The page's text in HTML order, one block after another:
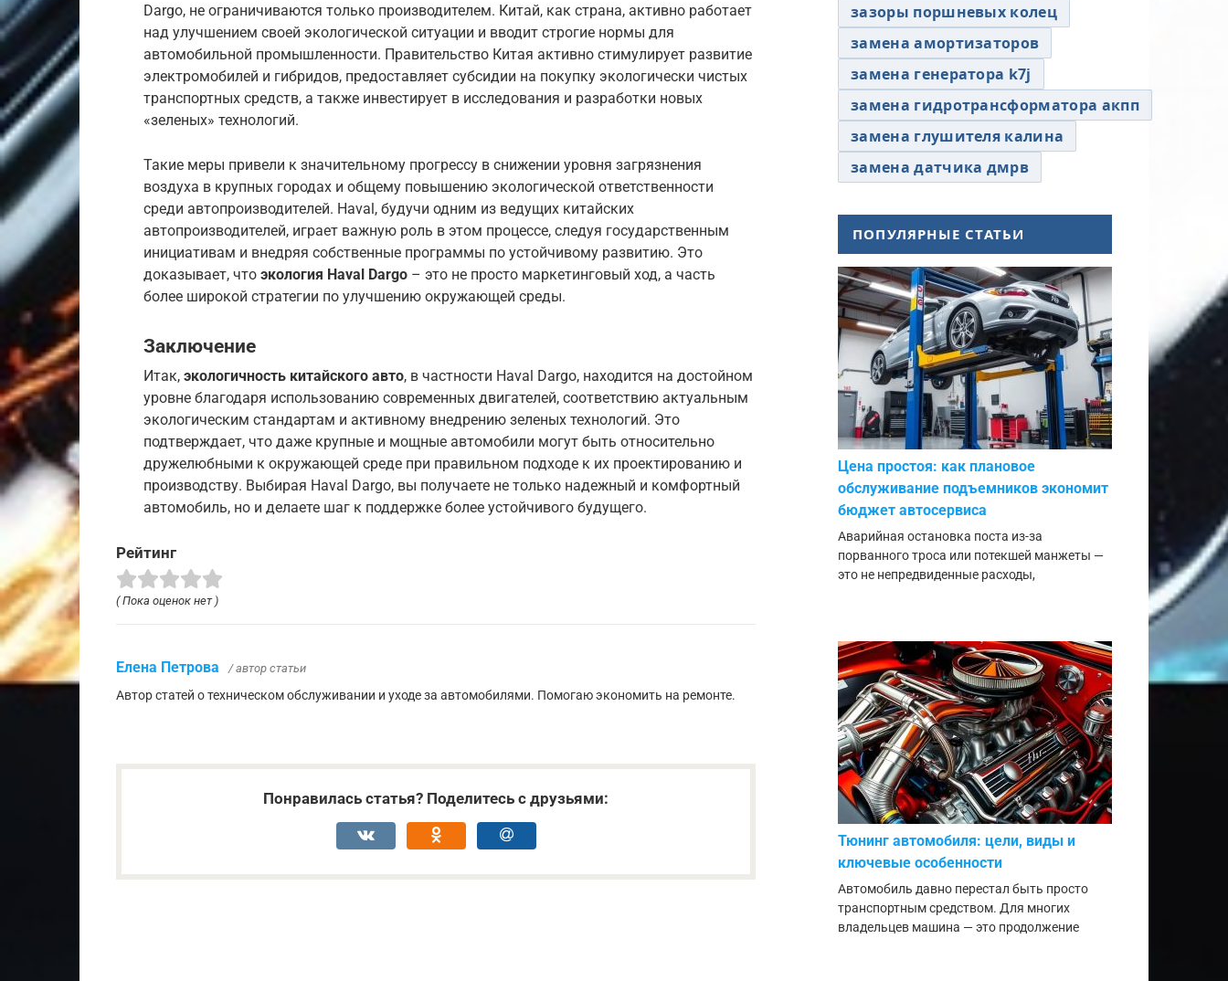
Dargo, не ограничиваются только производителем. Китай, как страна, активно работает
над улучшением своей экологической ситуации и вводит строгие нормы для
автомобильной промышленности. Правительство Китая активно стимулирует развитие
электромобилей и гибридов, предоставляет субсидии на покупку экологически чистых
транспортных средств, а также инвестирует в исследования и разработки новых
«зеленых» технологий.
Такие меры привели к значительному прогрессу в снижении уровня загрязнения
воздуха в крупных городах и общему повышению экологической ответственности
среди автопроизводителей. Haval, будучи одним из ведущих китайских
автопроизводителей, играет важную роль в этом процессе, следуя государственным
инициативам и внедряя собственные программы по устойчивому развитию. Это
доказывает, что экология Haval Dargo – это не просто маркетинговый ход, а часть
более широкой стратегии по улучшению окружающей среды.
Заключение
Итак, экологичность китайского авто, в частности Haval Dargo, находится на достойном
уровне благодаря использованию современных двигателей, соответствию актуальным
экологическим стандартам и активному внедрению зеленых технологий. Это
подтверждает, что даже крупные и мощные автомобили могут быть относительно
дружелюбными к окружающей среде при правильном подходе к их проектированию и
производству. Выбирая Haval Dargo, вы получаете не только надежный и комфортный
автомобиль, но и делаете шаг к поддержке более устойчивого будущего.
Рейтинг
( Пока оценок нет )
Елена Петрова / автор статьи
Автор статей о техническом обслуживании и уходе за автомобилями. Помогаю экономить на ремонте.
Понравилась статья? Поделитесь с друзьями:
зазоры поршневых колец
замена амортизаторов
замена генератора k7j
замена гидротрансформатора акпп
замена глушителя калина
замена датчика дмрв
ПОПУЛЯРНЫЕ СТАТЬИ
Цена простоя: как плановое
обслуживание подъемников экономит
бюджет автосервиса
Аварийная остановка поста из-за
порванного троса или потекшей манжеты —
это не непредвиденные расходы,
Тюнинг автомобиля: цели, виды и
ключевые особенности
Автомобиль давно перестал быть просто
транспортным средством. Для многих
владельцев машина — это продолжение